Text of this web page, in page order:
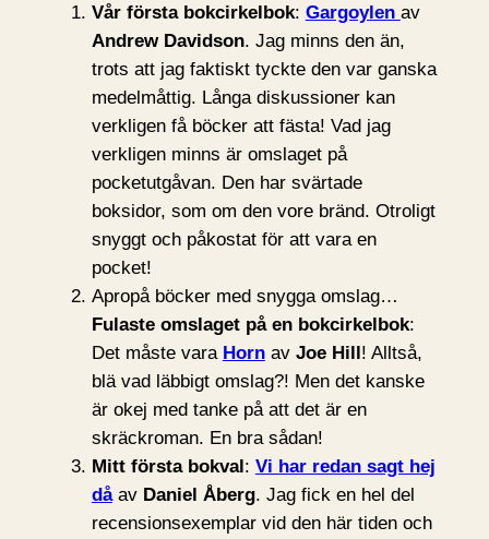
Vår första bokcirkelbok: Gargoylen av
Andrew Davidson. Jag minns den än,
trots att jag faktiskt tyckte den var ganska
medelmåttig. Långa diskussioner kan
verkligen få böcker att fästa! Vad jag
verkligen minns är omslaget på
pocketutgåvan. Den har svärtade
boksidor, som om den vore bränd. Otroligt
snyggt och påkostat för att vara en
pocket!
Apropå böcker med snygga omslag…
Fulaste omslaget på en bokcirkelbok:
Det måste vara Hornav Joe Hill! Alltså,
blä vad läbbigt omslag?! Men det kanske
är okej med tanke på att det är en
skräckroman. En bra sådan!
Mitt första bokval: Vi har redan sagt hej
dåav Daniel Åberg. Jag fick en hel del
recensionsexemplar vid den här tiden och